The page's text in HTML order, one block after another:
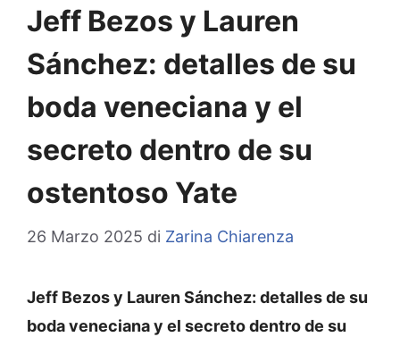
Jeff Bezos y Lauren
Sánchez: detalles de su
boda veneciana y el
secreto dentro de su
ostentoso Yate
26 Marzo 2025 di Zarina Chiarenza
Jeff Bezos y Lauren Sánchez: detalles de su
boda veneciana y el secreto dentro de su